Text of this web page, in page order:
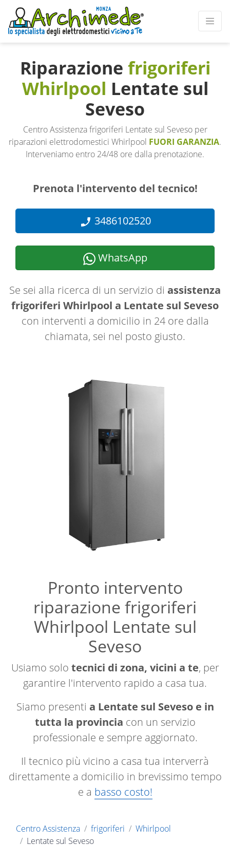
Riparazione frigoriferi
Whirlpool Lentate sul
Seveso
Centro Assistenza frigoriferi Lentate sul Seveso per
riparazioni elettrodomestici Whirlpool FUORI GARANZIA.
Interveniamo entro 24/48 ore dalla prenotazione.
Prenota l'intervento del tecnico!
3486102520
WhatsApp
Se sei alla ricerca di un servizio di assistenza
frigoriferi Whirlpool a Lentate sul Seveso
con interventi a domicilio in 24 ore dalla
chiamata, sei nel posto giusto.
Pronto intervento
riparazione frigoriferi
Whirlpool Lentate sul
Seveso
Usiamo solo tecnici di zona, vicini a te, per
garantire l'intervento rapido a casa tua.
Siamo presenti a Lentate sul Seveso e in
tutta la provincia con un servizio
professionale e sempre aggiornato.
Il tecnico più vicino a casa tua interverrà
direttamente a domicilio in brevissimo tempo
e a basso costo!
Centro Assistenza frigoriferi
Whirlpool
Lentate sul Seveso